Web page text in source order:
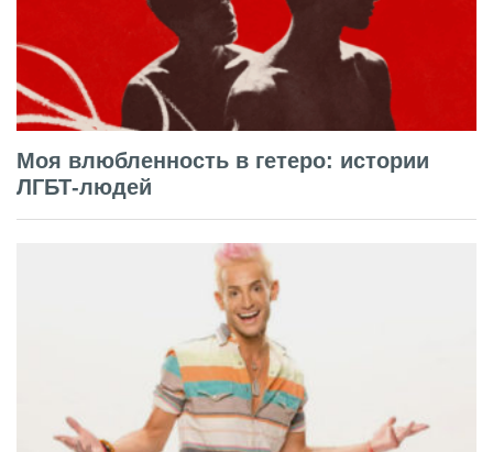
Моя влюбленность в гетеро: истории
ЛГБТ-людей